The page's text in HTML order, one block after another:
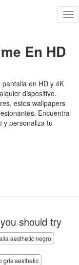
En HD
en HD y 4K
dispositivo.
estos wallpapers
Encuentra
y personaliza tu
should try
aesthetic negro
gris aesthetic